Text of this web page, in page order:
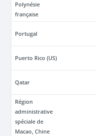
Polynésie
française
Portugal
Puerto Rico (US)
Qatar
Région
administrative
spéciale de
Macao, Chine